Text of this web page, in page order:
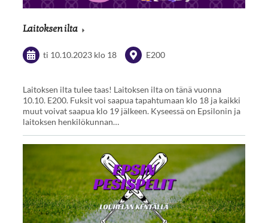
Laitoksen ilta
ti 10.10.2023 klo 18 E200
Laitoksen ilta tulee taas! Laitoksen ilta on tänä vuonna
10.10. E200. Fuksit voi saapua tapahtumaan klo 18 ja kaikki
muut voivat saapua klo 19 jälkeen. Kyseessä on Epsilonin ja
laitoksen henkilökunnan…